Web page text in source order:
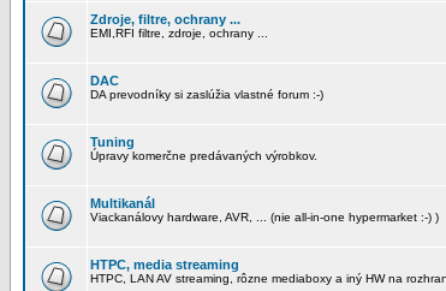
Zdroje, filtre, ochrany ...
EMI,RFI filtre, zdroje, ochrany ...
DAC
DA prevodníky si zaslúžia vlastné forum :-)
Tuning
Úpravy komerčne predávaných výrobkov.
Multikanál
Viackanálovy hardware, AVR, ... (nie all-in-one hypermarket :-) )
HTPC, media streaming
HTPC, LAN AV streaming, rôzne mediaboxy a iný HW na